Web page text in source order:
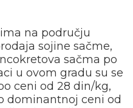
na području
sojine sačme,
sačma po
u ovom gradu su se
ceni od 28 din/kg,
dominantnoj ceni od